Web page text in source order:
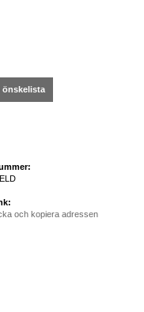
önskelista
och kopiera adressen